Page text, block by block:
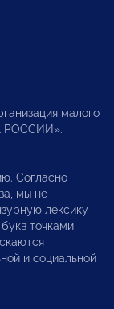
малого
РОССИИ».
Согласно
мы не
лексику
точками,
и социальной